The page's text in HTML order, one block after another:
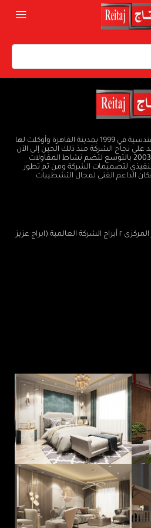
بدأت نشاطها بالأستشارات الهندسية في 1999 بمدينة القاهرة وأوكلت لها
على نجاح الشركة منذ ذلك الحين إلى الآن
.وقد قامت شركة رتاچ عام 2003 بالتوسع لتضم نشاط المقاولات
لتصميمات الشركة ومن ثم تطور
الداعم الفني لمجال التشطيبات
السادس من اكتوبر المحور المركزى ٢ أبراج الشركة العالمية (ابراج عزيز